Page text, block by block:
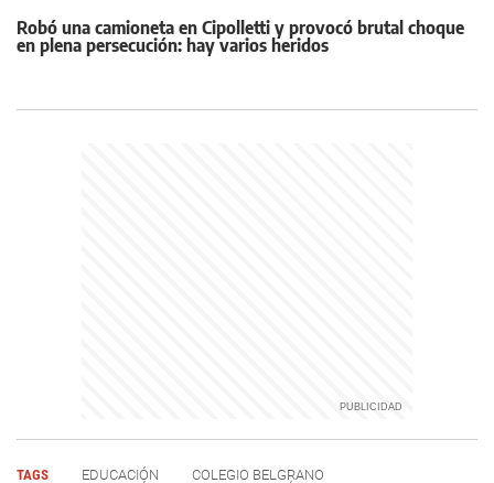
Robó una camioneta en Cipolletti y provocó brutal choque
en plena persecución: hay varios heridos
TAGS EDUCACIÓN
COLEGIO BELGRANO